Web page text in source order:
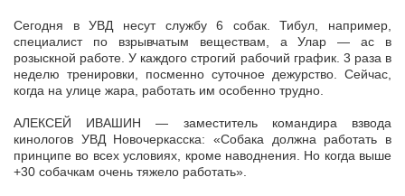
Сегодня в УВД несут службу 6 собак. Тибул, например,
специалист по взрывчатым веществам, а Улар — ас в
розыскной работе. У каждого строгий рабочий график. 3 раза в
неделю тренировки, посменно суточное дежурство. Сейчас,
когда на улице жара, работать им особенно трудно.
АЛЕКСЕЙ ИВАШИН — заместитель командира взвода
кинологов УВД Новочеркасска: «Собака должна работать в
принципе во всех условиях, кроме наводнения. Но когда выше
+30 собачкам очень тяжело работать».